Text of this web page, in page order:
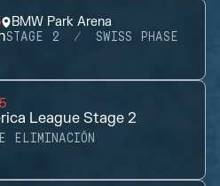
BMW Park Arena
STAGE 2 SWISS PHASE
League Stage 2
ELIMINACIÓN